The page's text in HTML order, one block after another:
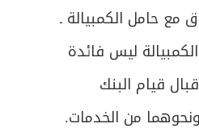
مع حامل الكمبيالة ـ
ليس فائدة
قيام البنك
من الخدمات.